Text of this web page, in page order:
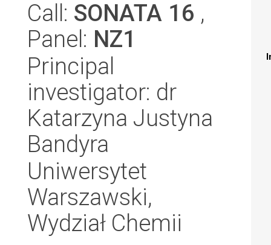
Call: SONATA 16 ,
Panel: NZ1
Principal
investigator: dr
Katarzyna Justyna
Bandyra
Uniwersytet
Warszawski,
Wydział Chemii